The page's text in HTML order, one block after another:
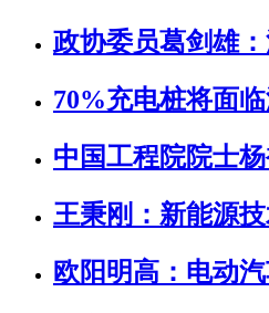
政协委员葛剑雄
70%充电桩将面
中国工程院院士
王秉刚：新能源
欧阳明高：电动